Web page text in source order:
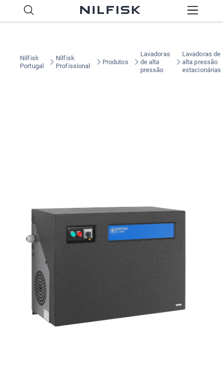
Nilfisk
Portugal
Nilfisk
Profissional
Produtos
Lavadoras
de alta
pressão
Lavadoras de
alta pressão
estacionárias